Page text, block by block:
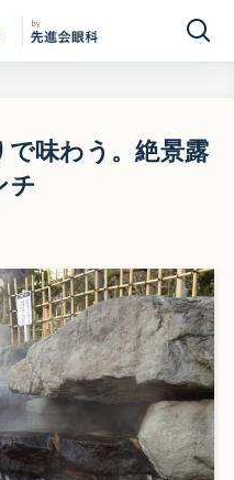
で味わう。絶景露
チ